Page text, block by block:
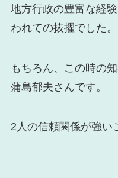
地方行政の豊富な経
われての抜擢でした。
もちろん、この時の
蒲島郁夫さんです。
2人の信頼関係が強い